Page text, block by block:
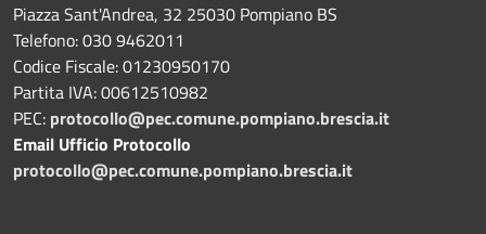
Piazza Sant'Andrea, 32 25030 Pompiano BS
Telefono: 030 9462011
Codice Fiscale: 01230950170
Partita IVA: 00612510982
PEC: protocollo@pec.comune.pompiano.brescia.it
Email Ufficio Protocollo
protocollo@pec.comune.pompiano.brescia.it